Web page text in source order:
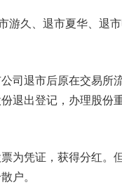
游久 、退市夏华、 退
退市后原在交易所
退出登记，办理股份
凭证，获得分红。
户。